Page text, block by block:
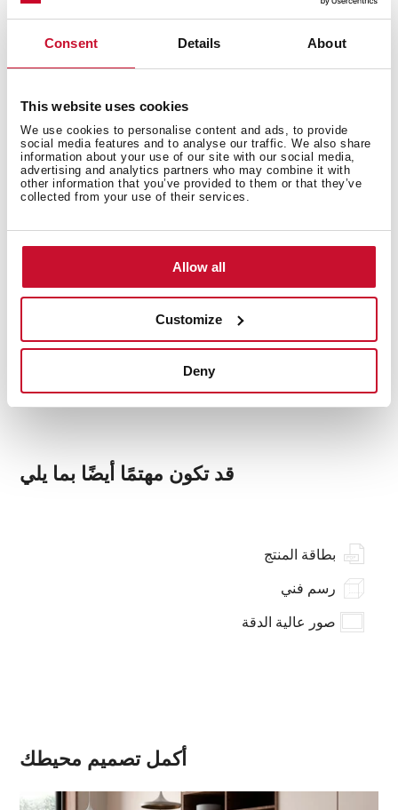
Consent Details About
This website uses cookies
We use cookies to personalise content and ads, to provide
social media features and to analyse our traffic. We also share
information about your use of our site with our social media,
advertising and analytics partners who may combine it with
other information that you’ve provided to them or that they’ve
collected from your use of their services.
Allow all
Customize
Deny
إمدادات الطاقة
الخصائص المميزة
مصابيح مؤشر التحكم
قد تكون مهتمًا أيضًا بما يلي
بطاقة المنتج
رسم فني
صور عالية الدقة
أكمل تصميم محيطك